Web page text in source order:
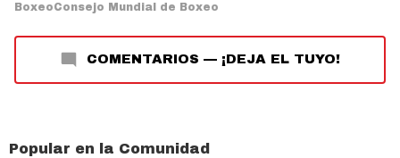
BoxeoConsejo Mundial de Boxeo
COMENTARIOS — ¡DEJA EL TUYO!
Popular en la Comunidad